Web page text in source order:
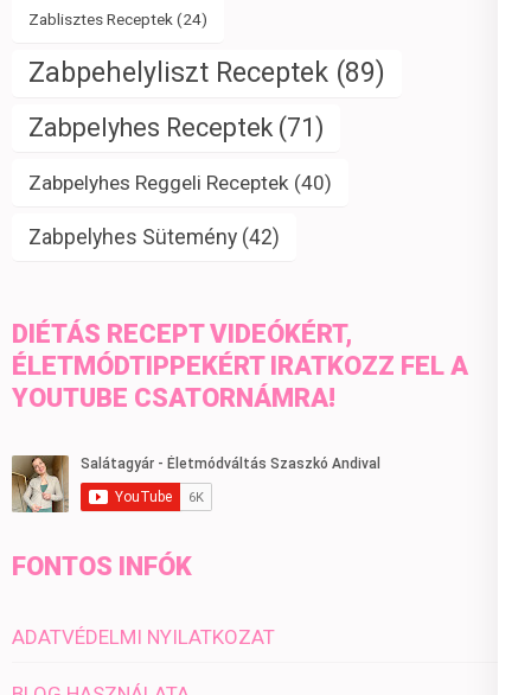
Zablisztes Receptek (24)
Zabpehelyliszt Receptek (89)
Zabpelyhes Receptek (71)
Zabpelyhes Reggeli Receptek (40)
Zabpelyhes Sütemény (42)
DIÉTÁS RECEPT VIDEÓKÉRT,
ÉLETMÓDTIPPEKÉRT IRATKOZZ FEL A
YOUTUBE CSATORNÁMRA!
FONTOS INFÓK
ADATVÉDELMI NYILATKOZAT